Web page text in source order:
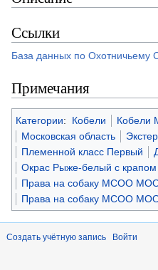
Ссылки
База данных по Охотничьему
Примечания
Категории: Кобели
Кобели
Московская область
Племенной класс Первый
Окрас Рыже-белый с крапом
Права на собаку МСОО
Права на собаку МСОО
Создать учётную запись Войти